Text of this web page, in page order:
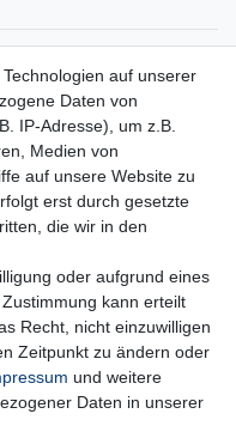
gelesen habe. Meine
handelt es sich um ein Pflichtfeld.
AGB
auf unserer
Daten von
IP-Adresse), um z.B.
Medien von
auf unsere Website zu
erst durch gesetzte
die wir in den
oder aufgrund eines
kann erteilt
Recht, nicht einzuwilligen
Zeitpunkt zu ändern oder
und weitere
Daten in unserer